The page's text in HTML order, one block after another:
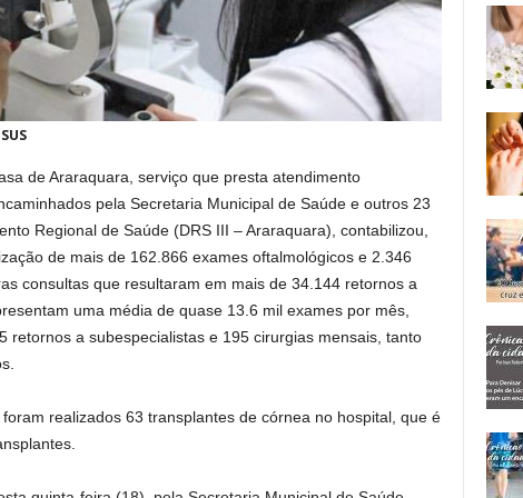
de Araraquara, serviço que presta atendimento
pela Secretaria Municipal de Saúde e outros 23
Regional de Saúde (DRS III – Araraquara), contabilizou,
de mais de 162.866 exames oftalmológicos e 2.346
consultas que resultaram em mais de 34.144 retornos a
uma média de quase 13.6 mil exames por mês,
retornos a subespecialistas e 195 cirurgias mensais, tanto
realizados 63 transplantes de córnea no hospital, que é